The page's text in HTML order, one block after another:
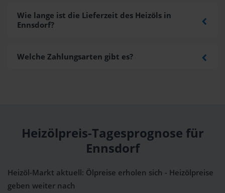
Wie lange ist die Lieferzeit des Heizöls in
Ennsdorf?
Welche Zahlungsarten gibt es?
Heizölpreis-Tagesprognose für
Ennsdorf
Heizöl-Markt aktuell: Ölpreise erholen sich - Heizölpreise
geben weiter nach